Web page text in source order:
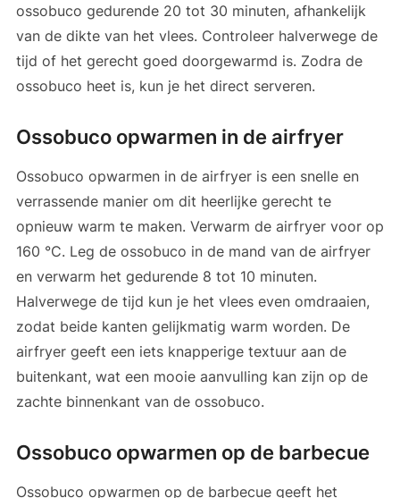
ossobuco gedurende 20 tot 30 minuten, afhankelijk
van de dikte van het vlees. Controleer halverwege de
tijd of het gerecht goed doorgewarmd is. Zodra de
ossobuco heet is, kun je het direct serveren.
Ossobuco opwarmen in de airfryer
Ossobuco opwarmen in de airfryer is een snelle en
verrassende manier om dit heerlijke gerecht te
opnieuw warm te maken. Verwarm de airfryer voor op
160 °C. Leg de ossobuco in de mand van de airfryer
en verwarm het gedurende 8 tot 10 minuten.
Halverwege de tijd kun je het vlees even omdraaien,
zodat beide kanten gelijkmatig warm worden. De
airfryer geeft een iets knapperige textuur aan de
buitenkant, wat een mooie aanvulling kan zijn op de
zachte binnenkant van de ossobuco.
Ossobuco opwarmen op de barbecue
Ossobuco opwarmen op de barbecue geeft het